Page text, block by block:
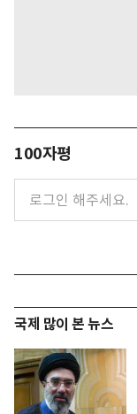
100자평
국제 많이 본 뉴스